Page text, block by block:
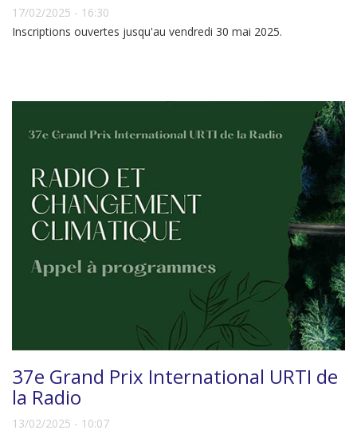
17/02/2025 - 16:30
Inscriptions ouvertes jusqu'au vendredi 30 mai 2025.
37e Grand Prix International URTI de
la Radio
13/02/2025 - 10:07